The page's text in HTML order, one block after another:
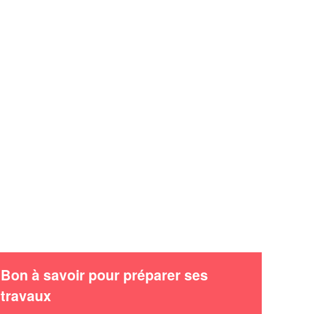
Bon à savoir pour préparer ses
travaux